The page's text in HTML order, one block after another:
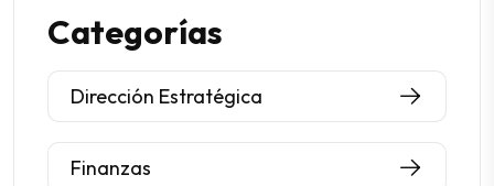
Dirección Estratégica
Finanzas